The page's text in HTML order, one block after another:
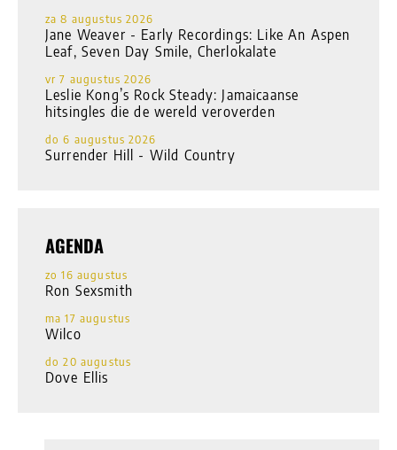
za 8 augustus 2026
Jane Weaver - Early Recordings: Like An Aspen
Leaf, Seven Day Smile, Cherlokalate
vr 7 augustus 2026
Leslie Kong’s Rock Steady: Jamaicaanse
hitsingles die de wereld veroverden
do 6 augustus 2026
Surrender Hill - Wild Country
AGENDA
zo 16 augustus
Ron Sexsmith
ma 17 augustus
Wilco
do 20 augustus
Dove Ellis